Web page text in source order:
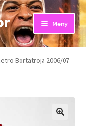
Meny
Bortatröja 2006/07 –